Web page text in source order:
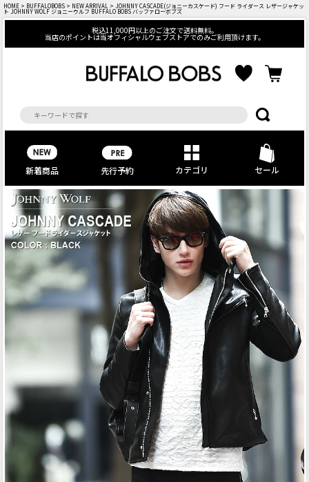
HOME > BUFFALOBOBS > NEW ARRIVAL > JOHNNY CASCADE(ジョニーカスケード) フード ライダース レザージャケッ
ト JOHNNY WOLF ジョニーウルフ BUFFALO BOBS バッファローボブズ
税込11,000円以上のご注文で送料無料。
当店のポイントは当オフィシャルウェブストアでのみご利用頂けます。
新着商品 先行予約 カテゴリ セール